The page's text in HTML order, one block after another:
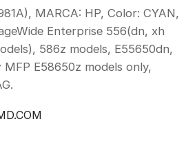
MARCA: HP, Color: CYAN,
Enterprise 556(dn, xh
586z models, E55650dn,
E58650z models only,